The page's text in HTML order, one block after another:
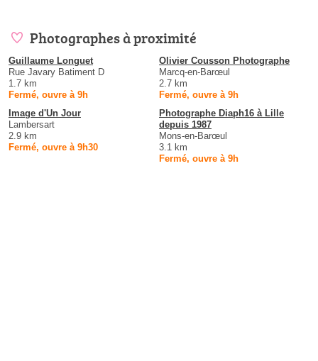
Photographes à proximité
Guillaume Longuet
Rue Javary Batiment D
1.7 km
Fermé, ouvre à 9h
Olivier Cousson Photographe
Marcq-en-Barœul
2.7 km
Fermé, ouvre à 9h
Image d'Un Jour
Lambersart
2.9 km
Fermé, ouvre à 9h30
Photographe Diaph16 à Lille
depuis 1987
Mons-en-Barœul
3.1 km
Fermé, ouvre à 9h